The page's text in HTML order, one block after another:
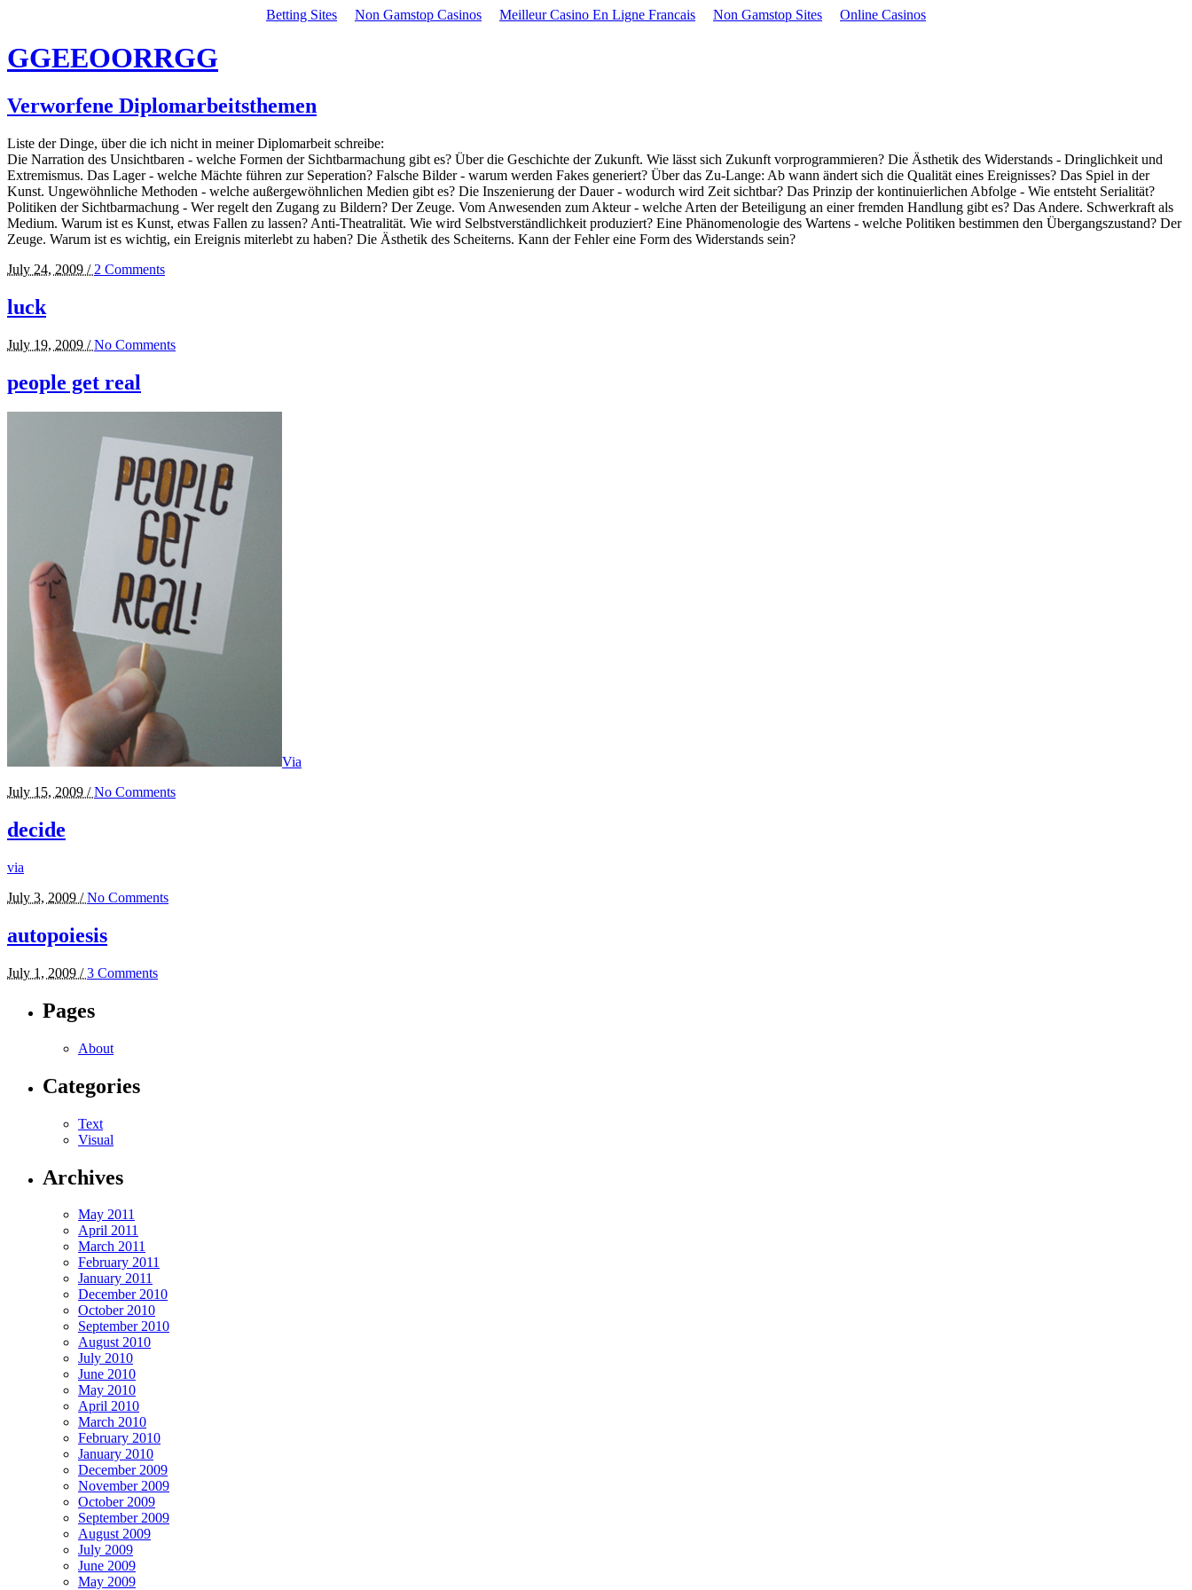
Betting Sites Non Gamstop Casinos Meilleur Casino En Ligne Francais Non Gamstop Sites Online Casinos
GGEEOORRGG
Verworfene Diplomarbeitsthemen
Liste der Dinge, über die ich nicht in meiner Diplomarbeit schreibe:
Die Narration des Unsichtbaren - welche Formen der Sichtbarmachung gibt es? Über die Geschichte der Zukunft. Wie lässt sich Zukunft vorprogrammieren? Die Ästhetik des Widerstands - Dringlichkeit und
Extremismus. Das Lager - welche Mächte führen zur Seperation? Falsche Bilder - warum werden Fakes generiert? Über das Zu-Lange: Ab wann ändert sich die Qualität eines Ereignisses? Das Spiel in der
Kunst. Ungewöhnliche Methoden - welche außergewöhnlichen Medien gibt es? Die Inszenierung der Dauer - wodurch wird Zeit sichtbar? Das Prinzip der kontinuierlichen Abfolge - Wie entsteht Serialität?
Politiken der Sichtbarmachung - Wer regelt den Zugang zu Bildern? Der Zeuge. Vom Anwesenden zum Akteur - welche Arten der Beteiligung an einer fremden Handlung gibt es? Das Andere. Schwerkraft als
Medium. Warum ist es Kunst, etwas Fallen zu lassen? Anti-Theatralität. Wie wird Selbstverständlichkeit produziert? Eine Phänomenologie des Wartens - welche Politiken bestimmen den Übergangszustand? Der
Zeuge. Warum ist es wichtig, ein Ereignis miterlebt zu haben? Die Ästhetik des Scheiterns. Kann der Fehler eine Form des Widerstands sein?
July 24, 2009 / 2 Comments
luck
July 19, 2009 /No Comments
people get real
Via
July 15, 2009 /No Comments
decide
via
July 3, 2009 /No Comments
autopoiesis
July 1, 2009 /3 Comments
Pages
About
Categories
Text
Visual
Archives
May 2011
April 2011
March 2011
February 2011
January 2011
December 2010
October 2010
September 2010
August 2010
July 2010
June 2010
May 2010
April 2010
March 2010
February 2010
January 2010
December 2009
November 2009
October 2009
September 2009
August 2009
July 2009
June 2009
May 2009